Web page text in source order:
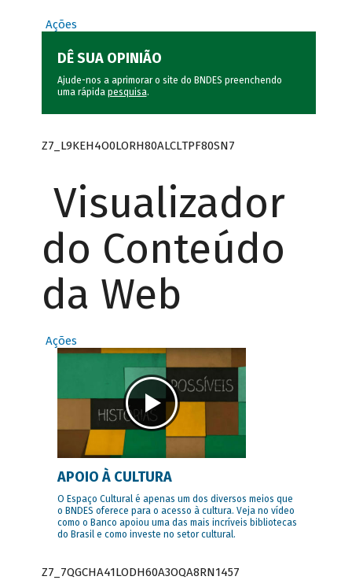
Ações
DÊ SUA OPINIÃO
Ajude-nos a aprimorar o site do BNDES preenchendo
uma rápida pesquisa.
Z7_L9KEH4O0LORH80ALCLTPF80SN7
Visualizador
do Conteúdo
da Web
Ações
APOIO À CULTURA
O Espaço Cultural é apenas um dos diversos meios que
o BNDES oferece para o acesso à cultura. Veja no vídeo
como o Banco apoiou uma das mais incríveis bibliotecas
do Brasil e como investe no setor cultural.
Z7_7QGCHA41LODH60A3OQA8RN1457